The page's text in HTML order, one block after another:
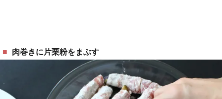
肉巻きに片栗粉をまぶす